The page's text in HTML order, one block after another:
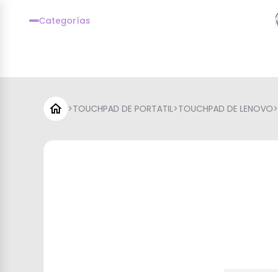
Categorías
>TOUCHPAD DE PORTATIL>TOUCHPAD DE LENOVO>